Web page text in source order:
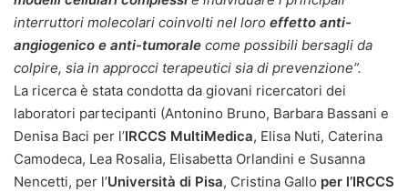
interruttori molecolari coinvolti nel loro effetto anti-
angiogenico e anti-tumorale come possibili bersagli da
colpire, sia in approcci terapeutici sia di prevenzione”.
La ricerca è stata condotta da giovani ricercatori dei
laboratori partecipanti (Antonino Bruno, Barbara Bassani e
Denisa Baci per l’IRCCS MultiMedica, Elisa Nuti, Caterina
Camodeca, Lea Rosalia, Elisabetta Orlandini e Susanna
Nencetti, per l’Università di Pisa, Cristina Gallo per l’IRCCS